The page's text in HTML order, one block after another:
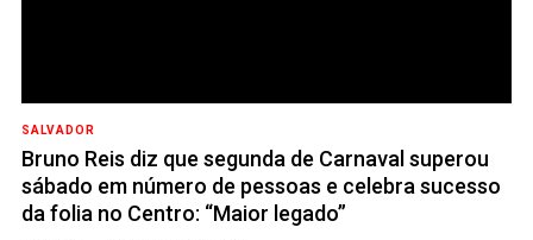
SALVADOR
Bruno Reis diz que segunda de Carnaval superou
sábado em número de pessoas e celebra sucesso
da folia no Centro: “Maior legado”